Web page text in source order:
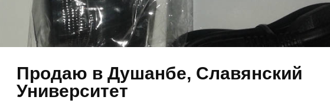
Продаю в Душанбе, Славянский
Университет